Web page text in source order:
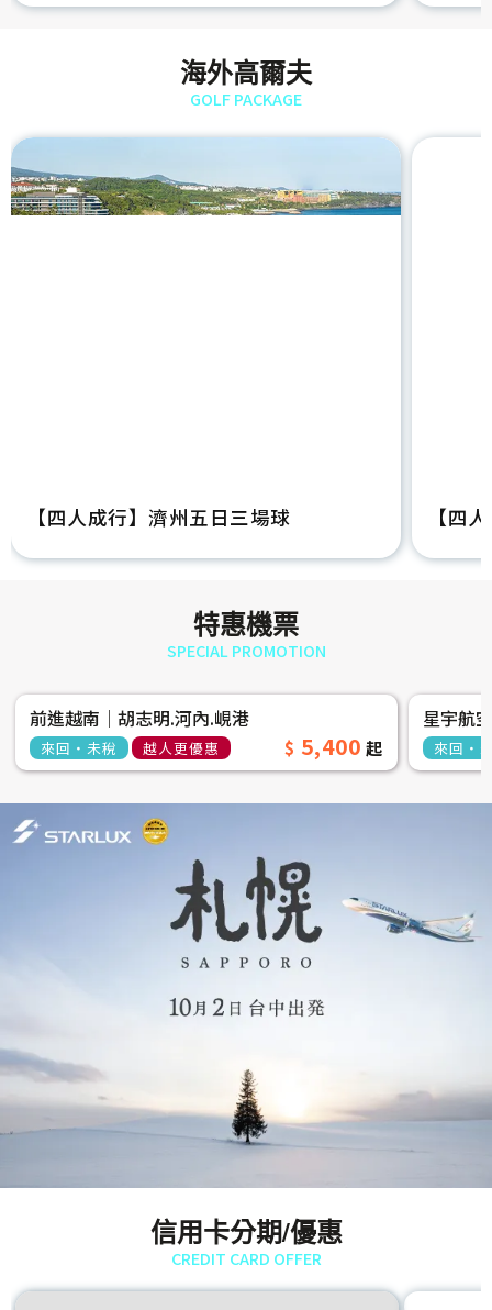
海外高爾夫
GOLF PACKAGE
【四人成行】濟州五日三場球 【四
特惠機票
SPECIAL PROMOTION
前進越南│胡志明.河內.峴港
來回‧未稅 越人更優惠 5,400
星宇航
來回‧
信用卡分期/優惠
CREDIT CARD OFFER